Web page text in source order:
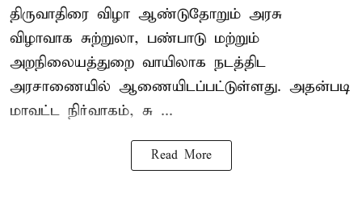
திருவாதிரை விழா ஆண்டுதோறும் அரசு
விழாவாக சுற்றுலா, பண்பாடு மற்றும்
அறநிலையத்துறை வாயிலாக நடத்திட
அரசாணையில் ஆணையிடப்பட்டுள்ளது. அதன்படி
மாவட்ட நிர்வாகம், சு ...
Read More